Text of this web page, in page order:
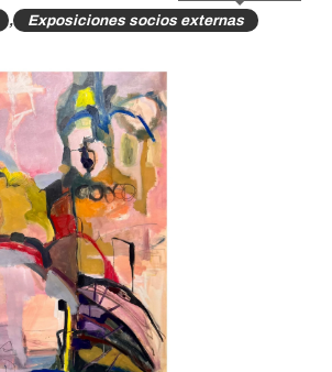
, Exposiciones socios externas